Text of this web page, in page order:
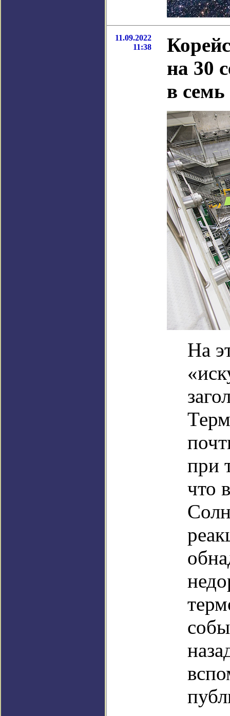
11.09.2022
11:38
на 30
в
На
при
что